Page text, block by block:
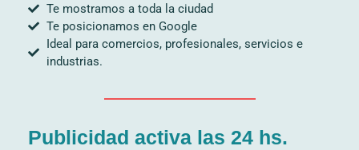
Te mostramos a toda la ciudad
Te posicionamos en Google
Ideal para comercios, profesionales, servicios e
industrias.
Publicidad activa las 24 hs.